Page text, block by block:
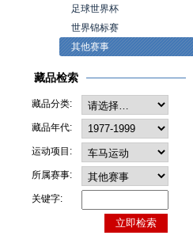
足球世界杯
世界锦标赛
其他赛事
藏品检索
藏品分类:
藏品年代:
运动项目:
所属赛事:
关键字: